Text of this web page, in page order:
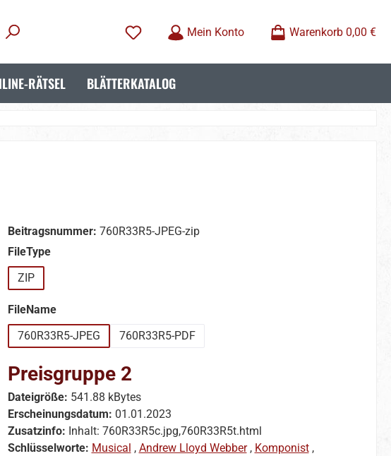
Mein Konto
Warenkorb 0,00 €
RÄTSEL BLÄTTERKATALOG
Beitragsnummer: 760R33R5-JPEG-zip
FileTypeauswählen
ZIP
FileNameauswählen
760R33R5-JPEG
760R33R5-PDF
Preisgruppe 2
Dateigröße: 541.88 kBytes
Erscheinungsdatum: 01.01.2023
Zusatzinfo: Inhalt: 760R33R5c.jpg,760R33R5t.html
Schlüsselworte: Musical , Andrew Lloyd Webber, Komponist,